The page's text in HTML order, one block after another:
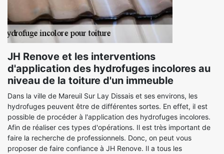
JH Renove et les interventions
d'application des hydrofuges incolores au
niveau de la toiture d'un immeuble
Dans la ville de Mareuil Sur Lay Dissais et ses environs, les
hydrofuges peuvent être de différentes sortes. En effet, il est
possible de procéder à l'application des hydrofuges incolores.
Afin de réaliser ces types d'opérations. Il est très important de
faire la recherche de professionnels. Donc, on peut vous
proposer de faire confiance à JH Renove. Il a tous les